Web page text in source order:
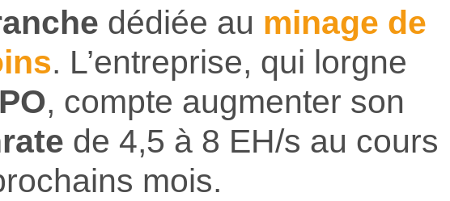
dédiée au minage de
. L’entreprise, qui lorgne
, compte augmenter son
de 4,5 à 8 EH/s au cours
mois.